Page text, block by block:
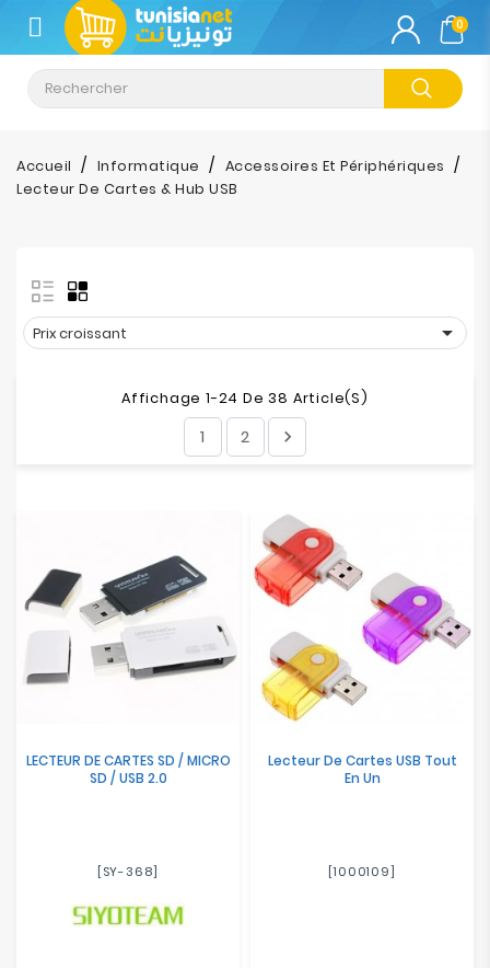
CATÉGORIE
Climatisation
Informatique
Impression
Bureautique
Réseau
Sécurité
Loisirs
0
Accueil Informatique
Accessoires Et Périphériques
Lecteur De Cartes & Hub USB
Prix croissant 
Affichage 1-24 De 38 Article(s)
1 2 
LECTEUR DE CARTES SD / MICRO
SD / USB 2.0
[SY-368]
Lecteur De Cartes USB Tout
En Un
[1000109]